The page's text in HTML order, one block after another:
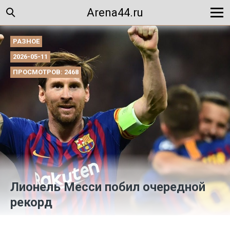
Arena44.ru
РАЗНОЕ
2026-05-11
ПРОСМОТРОВ: 2468
Лионель Месси побил очередной
рекорд